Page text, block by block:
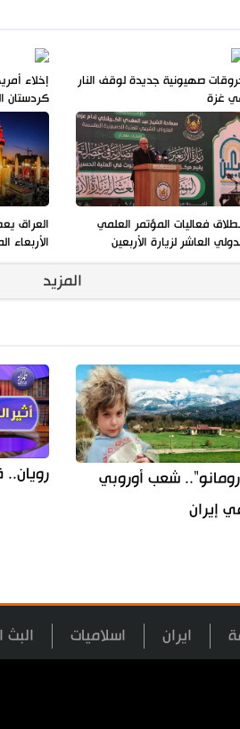
صهيونية جديدة لوقف النار
غزة
إخلاء
كردستان
فعاليات المؤتمر العلمي
العاشر لزيارة الأربعين
العراق
الأربعاء
المزيد
شعب أوروبي
إيران
رويان..
ايران اسلاميات البث